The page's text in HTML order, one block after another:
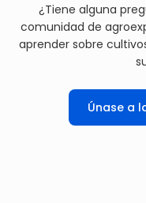
¿Tiene alguna
comunidad de
aprender sobre
Únase a